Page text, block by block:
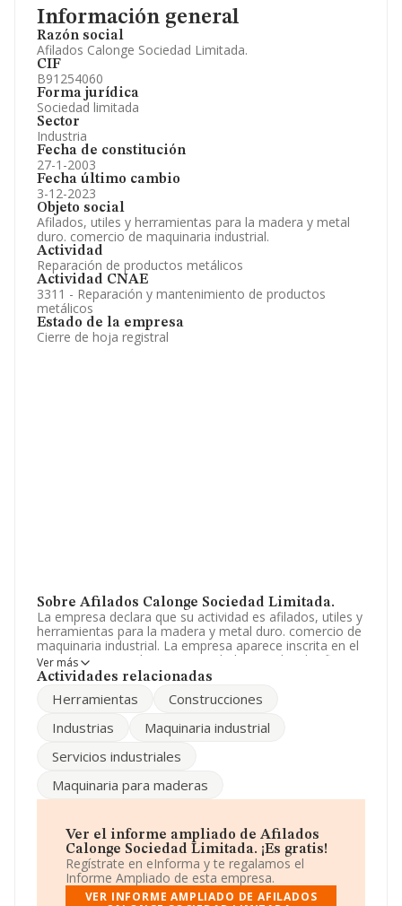
Información general
Razón social
Afilados Calonge Sociedad Limitada.
CIF
B91254060
Forma jurídica
Sociedad limitada
Sector
Industria
Fecha de constitución
27-1-2003
Fecha último cambio
3-12-2023
Objeto social
Afilados, utiles y herramientas para la madera y metal
duro. comercio de maquinaria industrial.
Actividad
Reparación de productos metálicos
Actividad CNAE
3311 - Reparación y mantenimiento de productos
metálicos
Estado de la empresa
Cierre de hoja registral
Sobre Afilados Calonge Sociedad Limitada.
La empresa declara que su actividad es afilados, utiles y
herramientas para la madera y metal duro. comercio de
maquinaria industrial. La empresa aparece inscrita en el
Registro Mercantil como Sociedad Limitada. Clasifica su
actividad CNAE como 'Reparación de productos
en mercados exteriores.
Según los datos a disposición de INFORMA, ha tenido
sector.
Para llamar las oficinas se puede hacer a través del
número 954431402.
La compañíaAfilados Calonge Sociedad Limitada
con número de identificación fiscal B91254060, tiene
domicilio fiscal en Poligono Industrial Calonge Mini
Industrias Calonge, (41007), en el municipio de Sevilla,
Andalucía.
Ver más
Actividades relacionadas
Herramientas
Construcciones
Industrias
Maquinaria industrial
Servicios industriales
Maquinaria para maderas
Ver el informe ampliado de Afilados
Calonge Sociedad Limitada. ¡Es gratis!
Regístrate en eInforma y te regalamos el
Informe Ampliado de esta empresa.
VER INFORME AMPLIADO DE AFILADOS
Información oficial y registral complementaria.